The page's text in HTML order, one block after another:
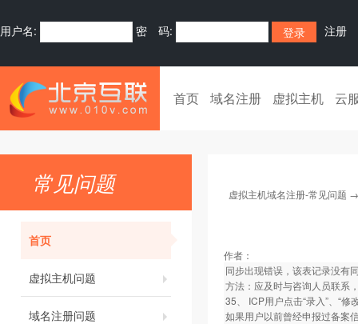
用户名: 密 码: 注册
首页 域名注册 虚拟主机 云
常见问题
首页
虚拟主机问题
域名注册问题
虚拟主机域名注册-常见问题
作者：
同步出现错误，该表记录没有
方法：应及时与咨询人员联系
35、 ICP用户点击“录入”、“修
如果用户以前曾经申报过备案